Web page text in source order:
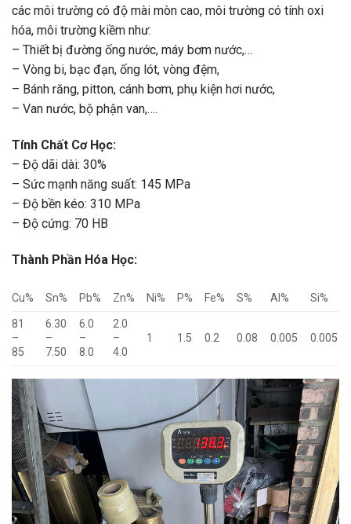
các môi trường có độ mài mòn cao, môi trường có tính oxi
hóa, môi trường kiềm như:
– Thiết bị đường ống nước, máy bơm nước,…
– Vòng bi, bạc đạn, ống lót, vòng đệm,
– Bánh răng, pitton, cánh bơm, phụ kiện hơi nước,
– Van nước, bộ phận van,….
Tính Chất Cơ Học:
– Độ dãi dài: 30%
– Sức mạnh năng suất: 145 MPa
– Độ bền kéo: 310 MPa
– Độ cứng: 70 HB
Thành Phần Hóa Học:
Cu% Sn% Pb% Zn% Ni% P% Fe% S% Al%
Si%
81
–
85
6.30
–
7.50
6.0
–
8.0
2.0
–
4.0
1 1.5 0.2 0.08 0.005 0.005